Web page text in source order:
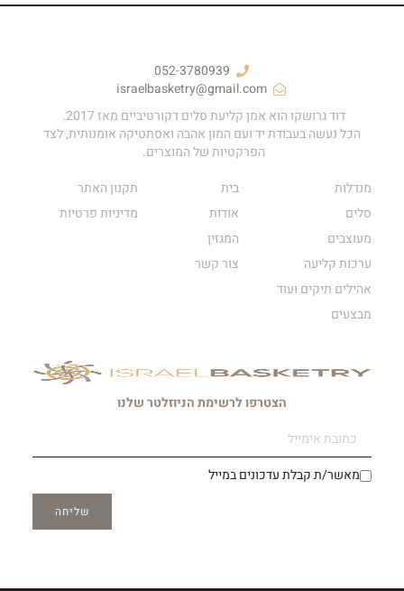
052-3780939
israelbasketry@gmail.com
דוד גרושקו הוא אמן קליעת סלים דקורטיביים מאז 2017.
הכל נעשה בעבודת יד ועם המון אהבה ואסתטיקה אומנותית, לצד
הפרקטיות של המוצרים.
מנדלות
סלים
מעוצבים
ערכות קליעה
אהילים תיקים ועוד
מבצעים
בית
אודות
המגזין
צור קשר
תקנון האתר
מדיניות פרטיות
הצטרפו לרשימת הניוזלטר שלנו
מאשר/ת קבלת עדכונים במייל
שליחה